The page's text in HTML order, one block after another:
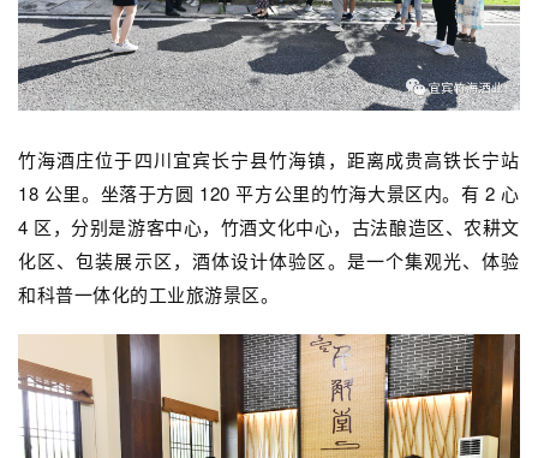
竹海酒庄位于四川宜宾长宁县竹海镇，距离成贵高铁长宁站
18 公里。坐落于方圆 120 平方公里的竹海大景区内。有 2 心
4 区，分别是游客中心，竹酒文化中心，古法酿造区、农耕文
化区、包装展示区，酒体设计体验区。是一个集观光、体验
和科普一体化的工业旅游景区。